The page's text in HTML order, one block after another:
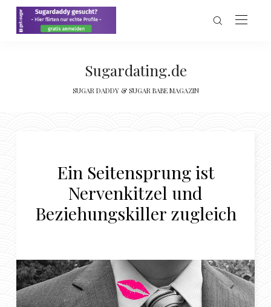
Sugardating.de
SUGAR DADDY & SUGAR BABE MAGAZIN
Ein Seitensprung ist
Nervenkitzel und
Beziehungskiller zugleich